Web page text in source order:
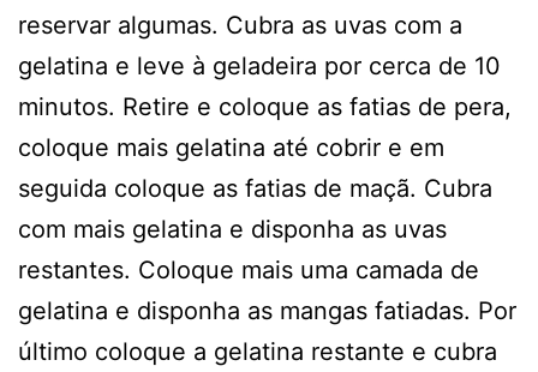
reservar algumas. Cubra as uvas com a
gelatina e leve à geladeira por cerca de 10
minutos. Retire e coloque as fatias de pera,
coloque mais gelatina até cobrir e em
seguida coloque as fatias de maçã. Cubra
com mais gelatina e disponha as uvas
restantes. Coloque mais uma camada de
gelatina e disponha as mangas fatiadas. Por
último coloque a gelatina restante e cubra